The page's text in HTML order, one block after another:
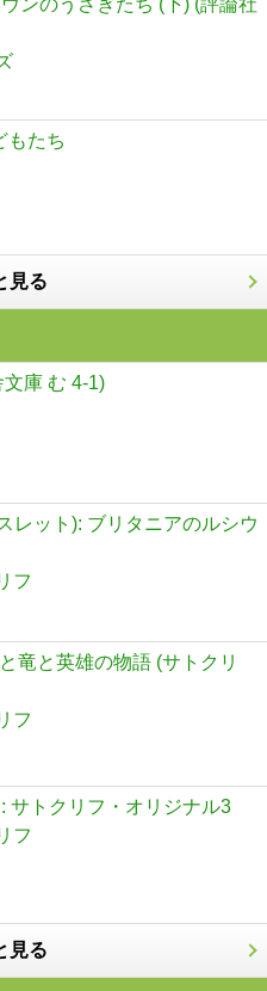
もたち
見る
庫 む 4-1)
レット): ブリタニアのルシウ
フ
竜と英雄の物語 (サトクリ
フ
サトクリフ・オリジナル3
フ
見る